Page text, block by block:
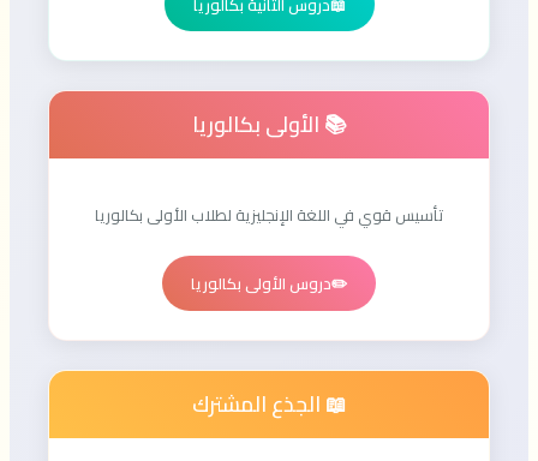
📚 الأولى بكالوريا
تأسيس قوي في اللغة الإنجليزية لطلاب الأولى بكالوريا
✏️دروس الأولى بكالوريا
📖 الجذع المشترك